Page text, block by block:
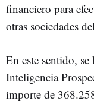
financiero para
otras sociedades
En este sentido,
Inteligencia
importe de